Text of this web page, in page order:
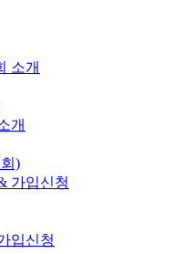
소개
개
)
가입신청
입신청